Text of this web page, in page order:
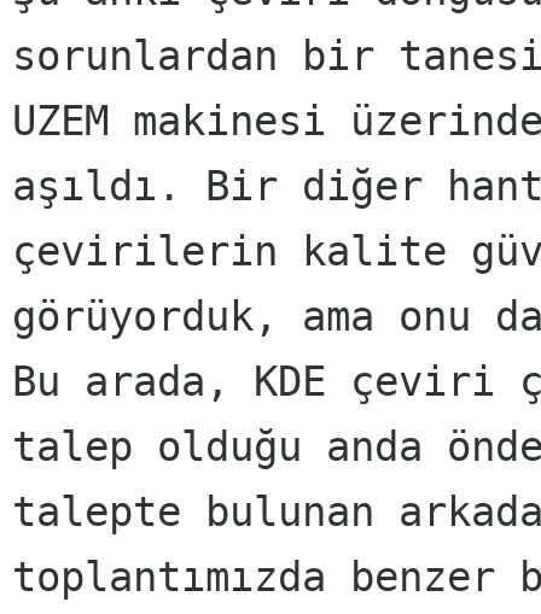
sorunlardan bir
UZEM makinesi
aşıldı. Bir diğer
çevirilerin kalite
görüyorduk, ama onu
Bu arada, KDE çeviri
talep olduğu anda
talepte bulunan
toplantımızda benzer